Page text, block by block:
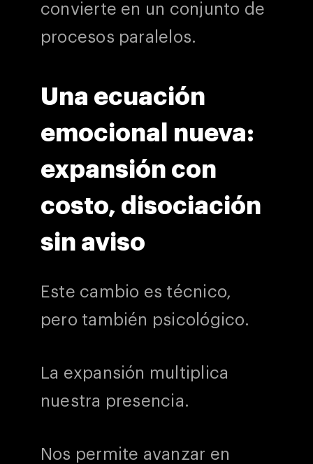
convierte en un conjunto de
procesos paralelos.
Una ecuación
emocional nueva:
expansión con
costo, disociación
sin aviso
Este cambio es técnico,
pero también psicológico.
La expansión multiplica
nuestra presencia.
Nos permite avanzar en